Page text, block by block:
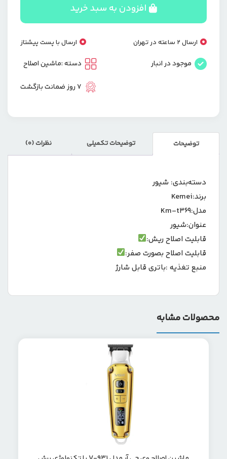
KM-
T369
عدد
افزودن به سبد خرید
ارسال 2 ساعته در تهران ارسال با پست پیشتاز
موجود در انبار دسته :ماشین اصلاح
7 روز ضمانت بازگشت
توضیحات توضیحات تکمیلی نظرات (0)
دسته‌بندی: شیور
برند:Kemei
مدل:Km-t369
عنوان:شیور
قابلیت اصلاح ریش:
قابلیت اصلاح بصورت صفر:
منبع تغذیه :باتری قابل شارژ
محصولات مشابه